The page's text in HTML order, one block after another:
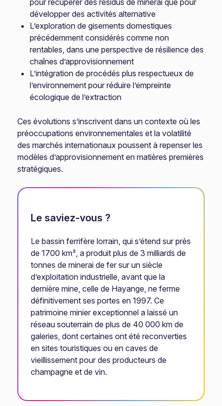
pour récupérer des résidus de minerai que pour
développer des activités alternative
L’exploration de gisements domestiques
précédemment considérés comme non
rentables, dans une perspective de résilience des
chaînes d’approvisionnement
L’intégration de procédés plus respectueux de
l’environnement pour réduire l’empreinte
écologique de l’extraction
Ces évolutions s’inscrivent dans un contexte où les
préoccupations environnementales et la volatilité
des marchés internationaux poussent à repenser les
modèles d’approvisionnement en matières premières
stratégiques.
Le saviez-vous ?
Le bassin ferrifère lorrain, qui s’étend sur près
de 1700 km², a produit plus de 3 milliards de
tonnes de minerai de fer sur un siècle
d’exploitation industrielle, avant que la
dernière mine, celle de Hayange, ne ferme
définitivement ses portes en 1997. Ce
patrimoine minier exceptionnel a laissé un
réseau souterrain de plus de 40 000 km de
galeries, dont certaines ont été reconverties
en sites touristiques ou en caves de
vieillissement pour des producteurs de
champagne et de vin.